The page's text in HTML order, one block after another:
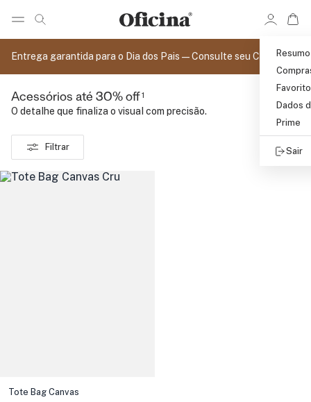
Ir para pagina de pesquisa
Resumo
Dados
Prime
Sair
Ir
Entrega garantida para o Dia dos Pais — Consulte seu CEP
Acessórios até 30% off1
O detalhe que finaliza o visual com precisão.
Filtrar
Tote Bag Canvas